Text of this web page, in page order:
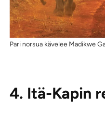
Pari norsua kävelee Madikwe
4. Itä-Kapin